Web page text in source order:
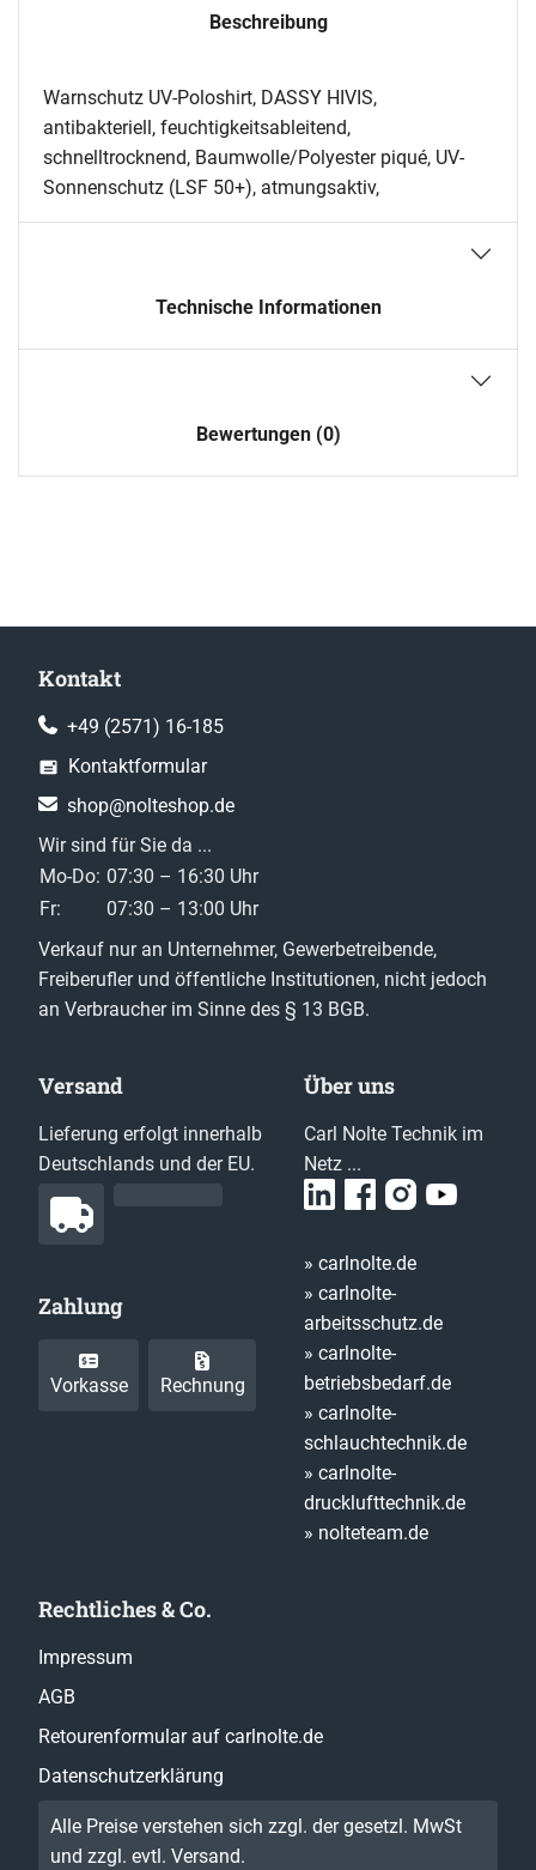
Beschreibung
Warnschutz UV-Poloshirt, DASSY HIVIS,
antibakteriell, feuchtigkeitsableitend,
schnelltrocknend, Baumwolle/Polyester piqué, UV-
Sonnenschutz (LSF 50+), atmungsaktiv,
Technische Informationen
Bewertungen (0)
Kontakt
+49 (2571) 16-185
Kontaktformular
shop@nolteshop.de
Wir sind für Sie da ...
Mo-Do: 07:30 – 16:30 Uhr
Fr:
07:30 – 13:00 Uhr
Verkauf nur an Unternehmer, Gewerbetreibende,
Freiberufler und öffentliche Institutionen, nicht jedoch
an Verbraucher im Sinne des § 13 BGB.
Versand
Lieferung erfolgt innerhalb
Deutschlands und der EU.
Zahlung
Vorkasse Rechnung
Über uns
Carl Nolte Technik im
Netz ...
» carlnolte.de
» carlnolte-
arbeitsschutz.de
» carlnolte-
betriebsbedarf.de
» carlnolte-
schlauchtechnik.de
» carlnolte-
drucklufttechnik.de
» nolteteam.de
Rechtliches & Co.
Impressum
AGB
Retourenformular auf carlnolte.de
Datenschutzerklärung
Alle Preise verstehen sich zzgl. der gesetzl. MwSt
und zzgl. evtl. Versand.